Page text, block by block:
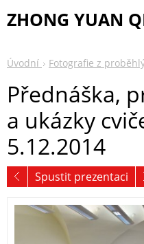
ZHONG YUAN
Úvodní Fotografie z
Přednáška,
a ukázky
5.12.2014
Spustit prezentaci